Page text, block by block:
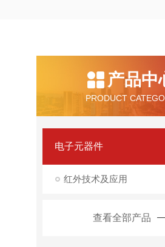
产品中
PRODUCT
电子元器件
红外技术及应用
查看全部产品